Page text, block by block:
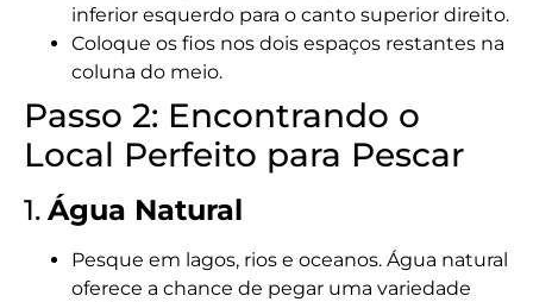
inferior esquerdo para o canto superior direito.
Coloque os fios nos dois espaços restantes na
coluna do meio.
Passo 2: Encontrando o
Local Perfeito para Pescar
1. Água Natural
Pesque em lagos, rios e oceanos. Água natural
oferece a chance de pegar uma variedade